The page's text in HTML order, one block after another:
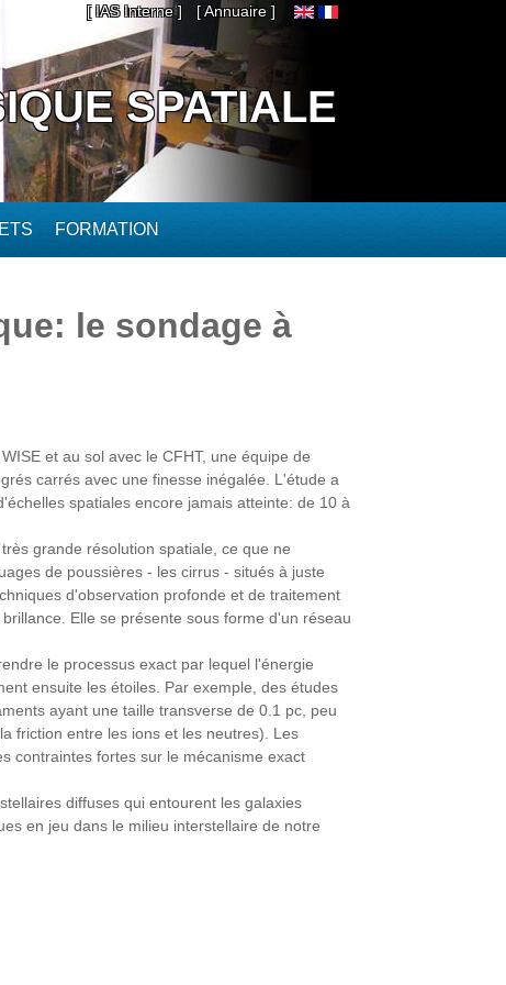
[ IAS Interne ] [ Annuaire ]
SPATIALE
FORMATION
le sondage à
et au sol avec le CFHT, une équipe de
carrés avec une finesse inégalée. L'étude a
spatiales encore jamais atteinte: de 10 à
grande résolution spatiale, ce que ne
de poussières - les cirrus - situés à juste
d'observation profonde et de traitement
Elle se présente sous forme d'un réseau
le processus exact par lequel l'énergie
ensuite les étoiles. Par exemple, des études
ayant une taille transverse de 0.1 pc, peu
friction entre les ions et les neutres). Les
contraintes fortes sur le mécanisme exact
diffuses qui entourent les galaxies
en jeu dans le milieu interstellaire de notre